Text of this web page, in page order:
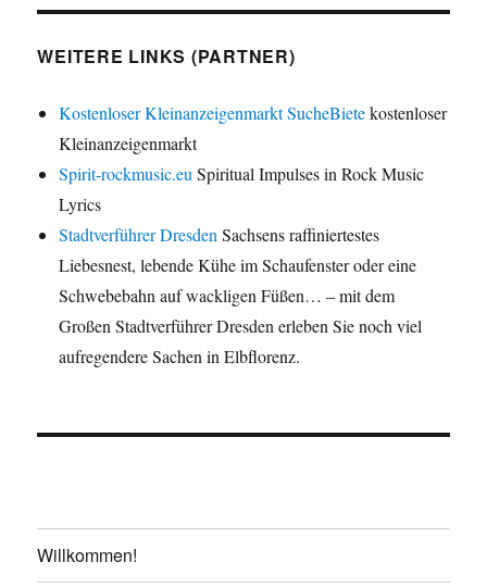
WEITERE LINKS (PARTNER)
Kostenloser Kleinanzeigenmarkt SucheBietekostenloser
Kleinanzeigenmarkt
Spirit-rockmusic.eu Spiritual Impulses in Rock Music
Lyrics
Stadtverführer Dresden Sachsens raffiniertestes
Liebesnest, lebende Kühe im Schaufenster oder eine
Schwebebahn auf wackligen Füßen… – mit dem
Großen Stadtverführer Dresden erleben Sie noch viel
aufregendere Sachen in Elbflorenz.
Willkommen!